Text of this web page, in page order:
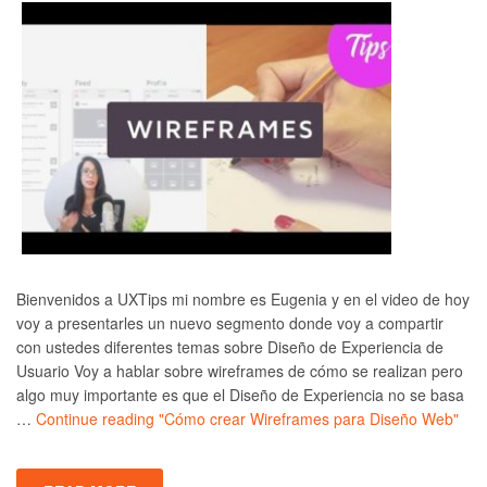
Bienvenidos a UXTips mi nombre es Eugenia y en el video de hoy
voy a presentarles un nuevo segmento donde voy a compartir
con ustedes diferentes temas sobre Diseño de Experiencia de
Usuario Voy a hablar sobre wireframes de cómo se realizan pero
algo muy importante es que el Diseño de Experiencia no se basa
… Continue reading "Cómo crear Wireframes para Diseño Web"